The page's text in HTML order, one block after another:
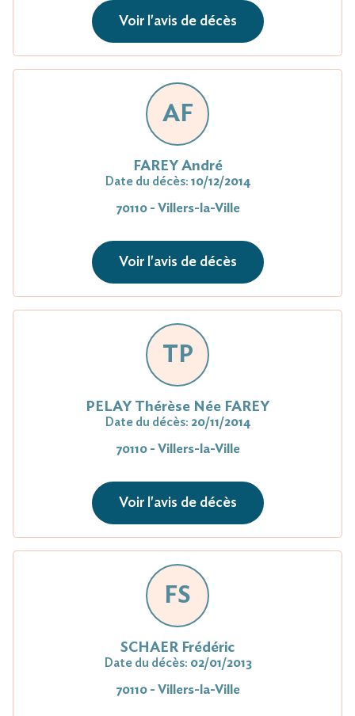
Voir l'avis de décès
AF
FAREY André
Date du décès: 10/12/2014
70110 - Villers-la-Ville
Voir l'avis de décès
TP
PELAY Thérèse Née FAREY
Date du décès: 20/11/2014
70110 - Villers-la-Ville
Voir l'avis de décès
FS
SCHAER Frédéric
Date du décès: 02/01/2013
70110 - Villers-la-Ville